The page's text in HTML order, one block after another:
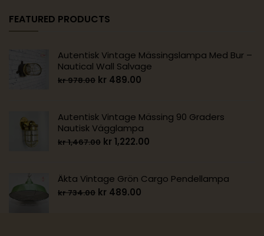
FEATURED PRODUCTS
Autentisk Vintage Mässingslampa Med Bur –
Nautical Wall Salvage
kr978.00 kr 489.00
Autentisk Vintage Mässing 90 Graders
Nautisk Vägglampa
kr1,467.00 kr 1,222.00
Äkta Vintage Grön Cargo Pendellampa
kr734.00 kr 489.00